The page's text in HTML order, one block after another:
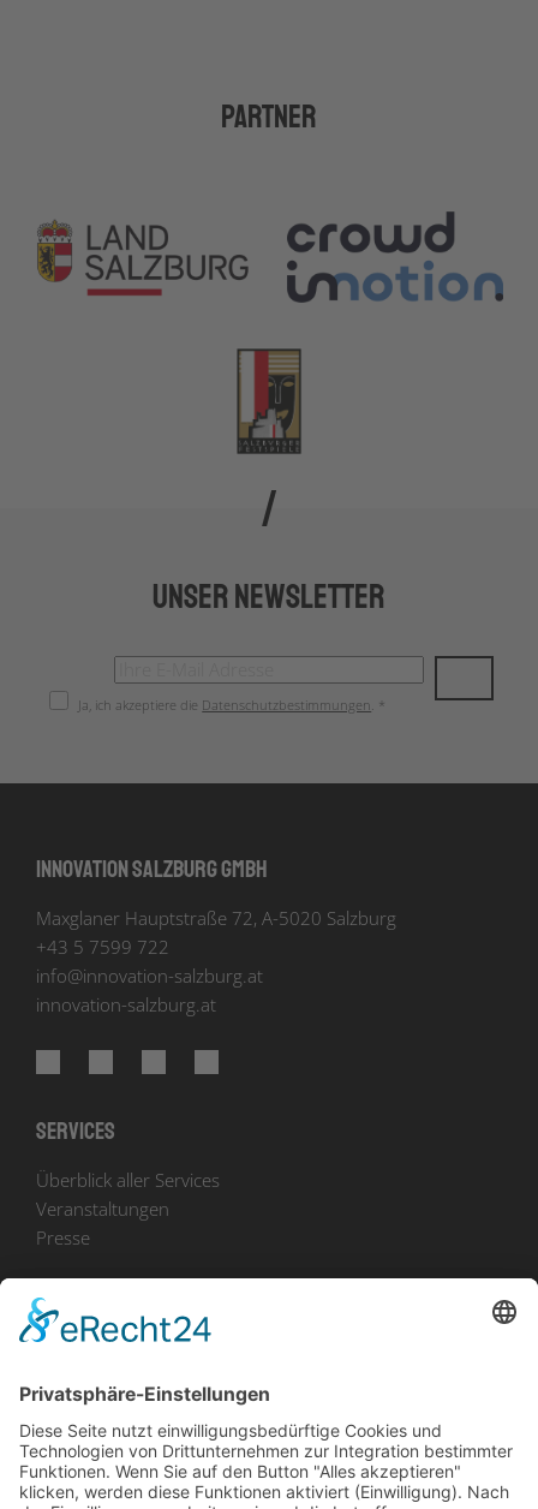
Partner
Unser Newsletter
Ja, ich akzeptiere die Datenschutzbestimmungen . *
Innovation Salzburg GmbH
Maxglaner Hauptstraße 72, A-5020 Salzburg
+43 5 7599 722
info@innovation-salzburg.at
innovation-salzburg.at
Services
Überblick aller Services
Veranstaltungen
Presse
Bekanntmachungen
Ausschreibungen
Zu uns
Unser Team